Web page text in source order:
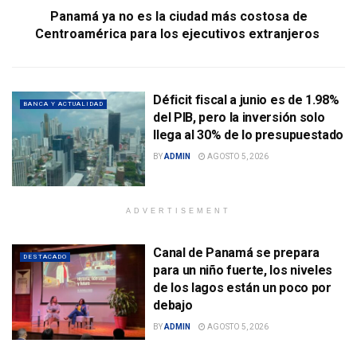
Panamá ya no es la ciudad más costosa de
Centroamérica para los ejecutivos extranjeros
BANCA Y ACTUALIDAD
Déficit fiscal a junio es de 1.98%
del PIB, pero la inversión solo
llega al 30% de lo presupuestado
BYADMIN AGOSTO 5, 2026
ADVERTISEMENT
DESTACADO
Canal de Panamá se prepara
para un niño fuerte, los niveles
de los lagos están un poco por
debajo
BYADMIN AGOSTO 5, 2026